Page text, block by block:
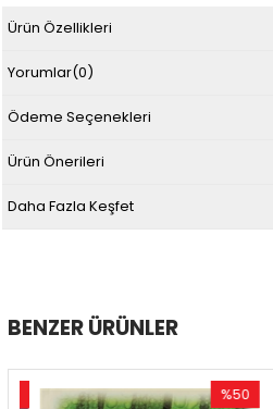
Ürün Özellikleri
Yorumlar(0)
Ödeme Seçenekleri
Ürün Önerileri
Daha Fazla Keşfet
BENZER ÜRÜNLER
%50